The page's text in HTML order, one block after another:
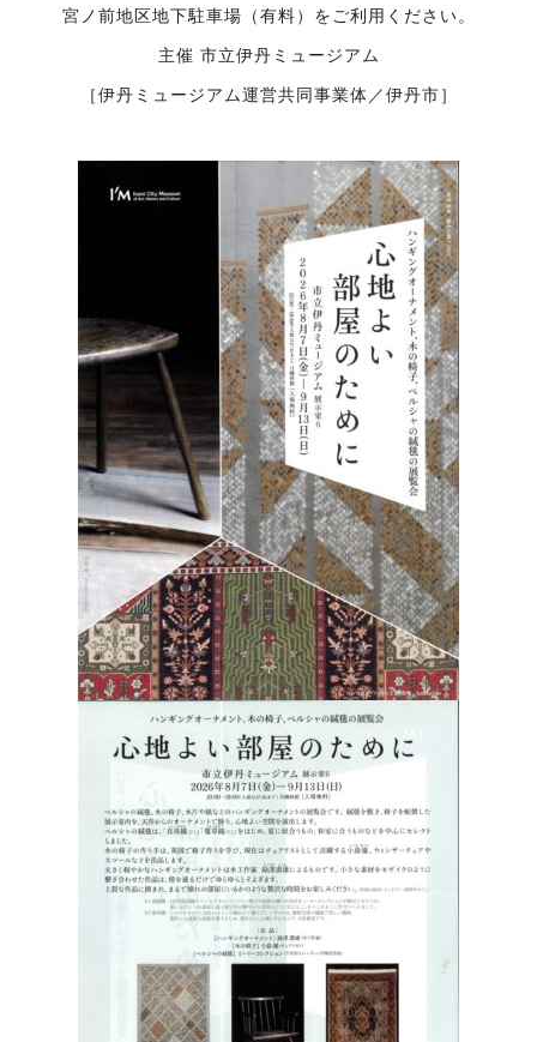
宮ノ前地区地下駐車場（有料）をご利用ください。
主催 市立伊丹ミュージアム
［伊丹ミュージアム運営共同事業体／伊丹市］